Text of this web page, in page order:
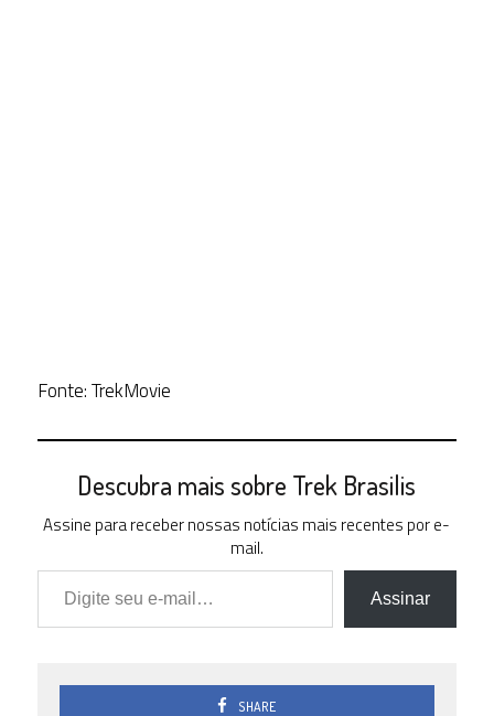
Fonte: TrekMovie
Descubra mais sobre Trek Brasilis
Assine para receber nossas notícias mais recentes por e-
mail.
Digite seu e-mail…
Assinar
SHARE